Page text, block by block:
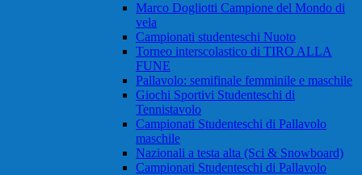
Marco Dogliotti Campione del Mondo di
vela
Campionati studenteschi Nuoto
Torneo interscolastico di TIRO ALLA
FUNE
Pallavolo: semifinale femminile e maschile
Giochi Sportivi Studenteschi di
Tennistavolo
Campionati Studenteschi di Pallavolo
maschile
Nazionali a testa alta (Sci & Snowboard)
Campionati Studenteschi di Pallavolo